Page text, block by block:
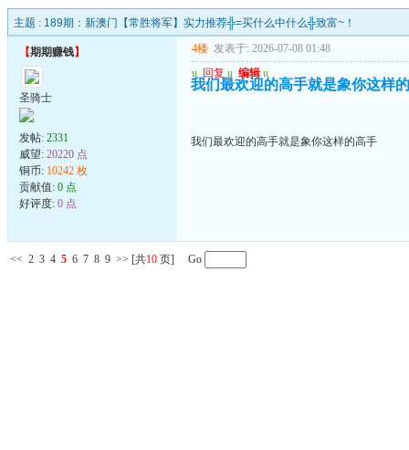
主题 : 189期：新澳门【常胜将军】实力推荐╬=买什么中什么╬致富~！
【期期赚钱】
圣骑士
发帖: 2331
威望: 20220 点
铜币: 10242 枚
贡献值: 0 点
好评度: 0 点
4楼 发表于: 2026-07-08 01:48
u 回复 u 编辑 u
我们最欢迎的高手就是象你这样
我们最欢迎的高手就是象你这样的高手
<< 2 3 4 5 6 7 8 9 >> [共10 页] Go